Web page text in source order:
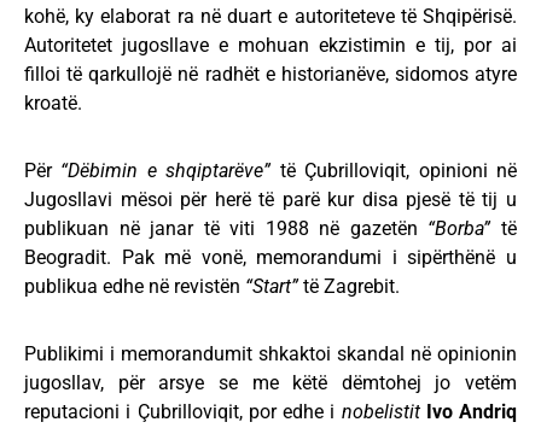
kohë, ky elaborat ra në duart e autoriteteve të Shqipërisë.
Autoritetet jugosllave e mohuan ekzistimin e tij, por ai
filloi të qarkullojë në radhët e historianëve, sidomos atyre
kroatë.
Për “Dëbimin e shqiptarëve”të Çubrilloviqit, opinioni në
Jugosllavi mësoi për herë të parë kur disa pjesë të tij u
publikuan në janar të viti 1988 në gazetën “Borba”të
Beogradit. Pak më vonë, memorandumi i sipërthënë u
publikua edhe në revistën “Start”të Zagrebit.
Publikimi i memorandumit shkaktoi skandal në opinionin
jugosllav, për arsye se me këtë dëmtohej jo vetëm
reputacioni i Çubrilloviqit, por edhe i nobelistit Ivo Andriq